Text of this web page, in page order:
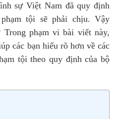
sự Việt Nam đã quy định
tội sẽ phải chịu. Vậy
phạm vi bài viết này,
các bạn hiểu rõ hơn về các
tội theo quy định của bộ